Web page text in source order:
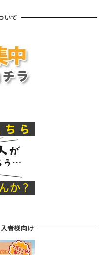
いて
者様向け